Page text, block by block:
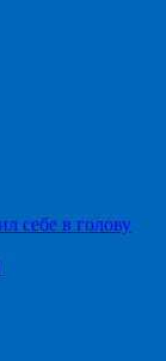
себе в голову